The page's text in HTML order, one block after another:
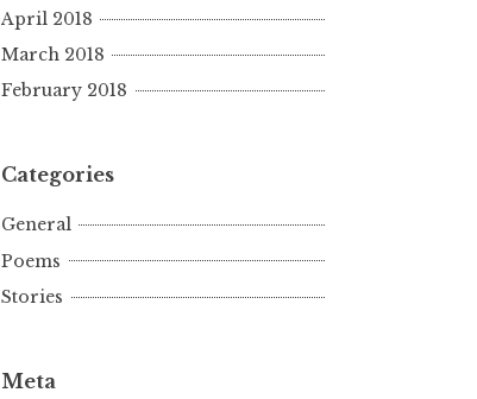
April 2018
March 2018
February 2018
Categories
General
Poems
Stories
Meta